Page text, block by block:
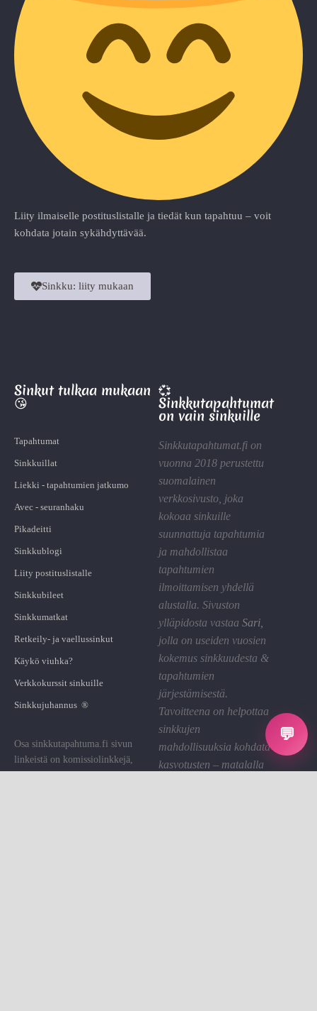
💬
Liity ilmaiselle postituslistalle ja tiedät kun tapahtuu – voit
kohdata jotain sykähdyttävää.
Sinkku: liity mukaan
Sinkut tulkaa mukaan
😘
Tapahtumat
Sinkkuillat
Liekki - tapahtumien jatkumo
Avec - seuranhaku
Pikadeitti
Sinkkublogi
Liity postituslistalle
Sinkkubileet
Sinkkumatkat
Retkeily- ja vaellussinkut
Käykö viuhka?
Verkkokurssit sinkuille
Sinkkujuhannus ®
Osa sinkkutapahtuma.fi sivun
linkeistä on komissiolinkkejä,
joiden kautta St saa pienen
💞
Sinkkutapahtumat
on vain sinkuille
Sinkkutapahtumat.fi on
vuonna 2018 perustettu
suomalainen
verkkosivusto, joka
kokoaa sinkuille
suunnattuja tapahtumia
ja mahdollistaa
tapahtumien
ilmoittamisen yhdellä
alustalla. Sivuston
ylläpidosta vastaa Sari
jolla on useiden vuosien
kokemus sinkkuudesta &
tapahtumien
järjestämisestä.
Tavoitteena on helpottaa
sinkkujen
mahdollisuuksia kohdata
kasvotusten – matalalla